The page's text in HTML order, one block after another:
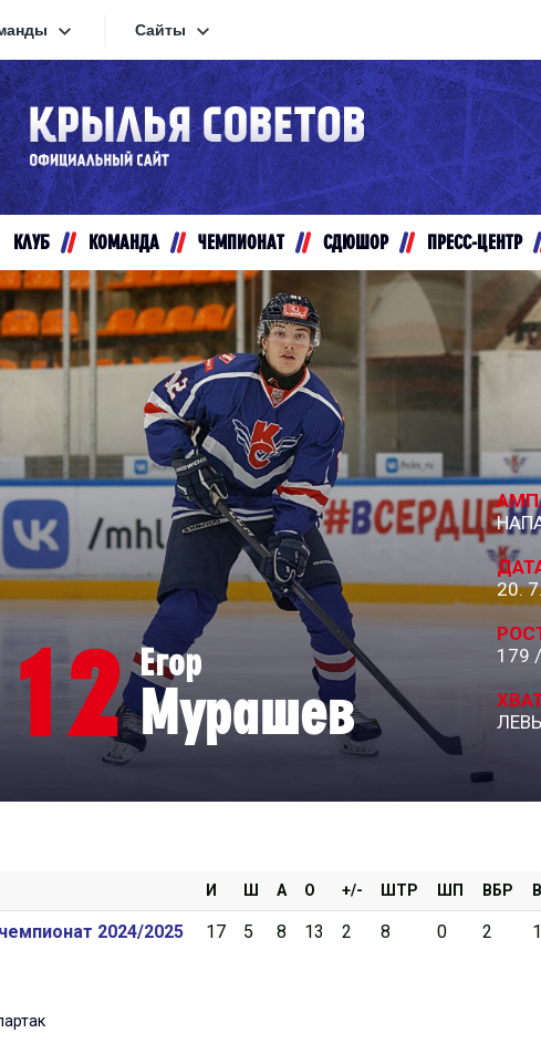
«Запад»
Золотой
Академия Михайлова
Красная Армия
Локо
МХК Динамо СПб
СКА-1946
Серебряный
Академия СКА
Амурские Тигры
Красная Машина-Юниор
Крылья Советов
МХК Динамо-Карелия
МХК Спартак-МАХ
Конференция «Восток»
Дивизион Золотой
Авто
Кузнецкие Медведи
Мамонты Югры
Омские Ястребы
Стальные Лисы
Толпар
Чайка
Дивизион Серебряный
АКМ-Новомосковск
Красноярские Рыси
Ладья
Локо-76
МХК Молот
Сибирские Cнайперы
Спутник Ал
Сайты
Сайты
Видеотрансляции
Хайлайты
Текстовые трансляции
Интернет-магазин
Приложение МХЛ
КЛУБ КОМАНДА ЧЕМПИОНАТ СДЮШОР ПРЕСС-ЦЕНТР
12 Егор
Мурашев
20.
179
И Ш А О +/- ШТР ШП ВБР
2024/2025 17 5 8 13 2 8 0 2 1